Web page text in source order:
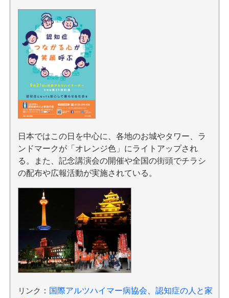
日本ではこの日を中心に、各地のお城やタワー、ラ
ンドマークが「オレンジ色」にライトアップされ
る。また、記念講演会の開催や全国の街頭でチラシ
の配布や広報活動が実施されている。
リンク ： 国際アルツハイマー病協会
認知症の人と家